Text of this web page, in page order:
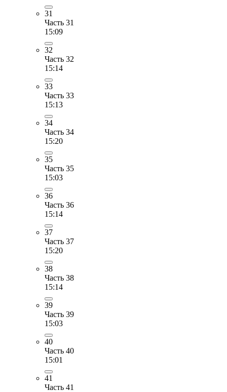
31
Часть 31
15:09
32
Часть 32
15:14
33
Часть 33
15:13
34
Часть 34
15:20
35
Часть 35
15:03
36
Часть 36
15:14
37
Часть 37
15:20
38
Часть 38
15:14
39
Часть 39
15:03
40
Часть 40
15:01
41
Часть 41